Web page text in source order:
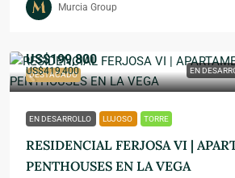
Murcia Group
DESTACADO EN
US$199,800
US$419,400
EN DESARROLLO LUJOSO TORRE
RESIDENCIAL FERJOSA VI |
PENTHOUSES EN LA VEGA